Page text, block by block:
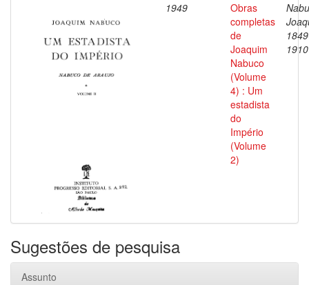
1949
Obras
completas
de
Joaquim
Nabuco
(Volume
4) : Um
estadista
do
Império
(Volume
2)
1910
Sugestões de pesquisa
Assunto